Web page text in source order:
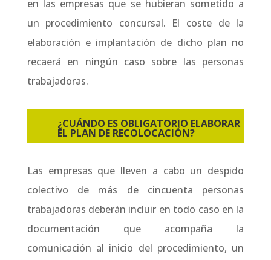
en las empresas que se hubieran sometido a
un procedimiento concursal. El coste de la
elaboración e implantación de dicho plan no
recaerá en ningún caso sobre las personas
trabajadoras.
¿CUÁNDO ES OBLIGATORIO ELABORAR
EL PLAN DE RECOLOCACIÓN?
Las empresas que lleven a cabo un despido
colectivo de más de cincuenta personas
trabajadoras deberán incluir en todo caso en la
documentación que acompaña la
comunicación al inicio del procedimiento, un